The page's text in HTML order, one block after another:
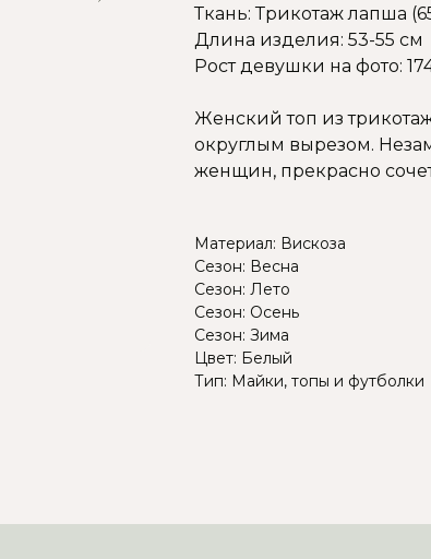
Ткань: Трикотаж лапша
Длина изделия: 53-55 см
Рост девушки на фото:
Женский топ из
округлым вырезом.
женщин, прекрасно
Материал: Вискоза
Сезон: Весна
Сезон: Лето
Сезон: Осень
Сезон: Зима
Цвет: Белый
Тип: Майки, топы и футболки